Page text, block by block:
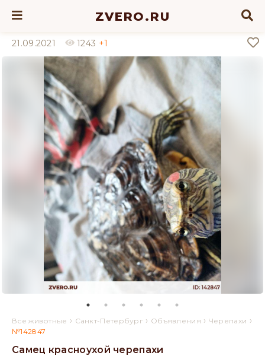
ZVERO.RU
21.09.2021 1243 +1
Все животные › Санкт-Петербург › Объявления › Черепахи ›
№142847
Самец красноухой черепахи